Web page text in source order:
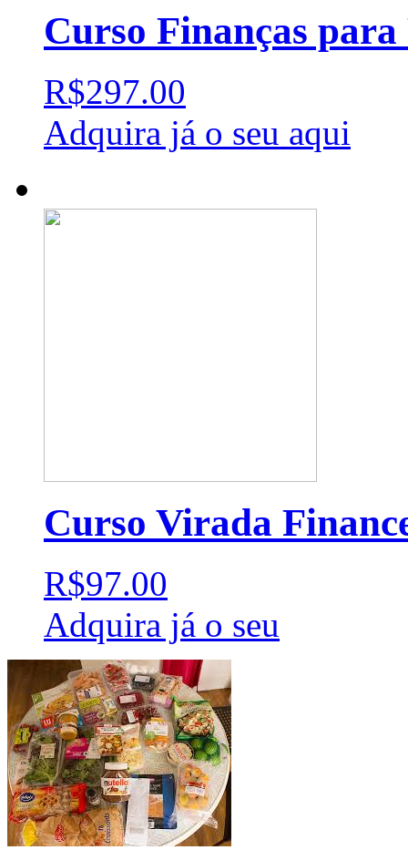
Curso Finanças para
R$297.00
Adquira já o seu aqui
Curso Virada
R$97.00
Adquira já o seu